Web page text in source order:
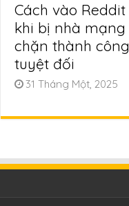
Cách vào Reddit
khi bị nhà mạng
chặn thành công
tuyệt đối
31 Tháng Một, 2025